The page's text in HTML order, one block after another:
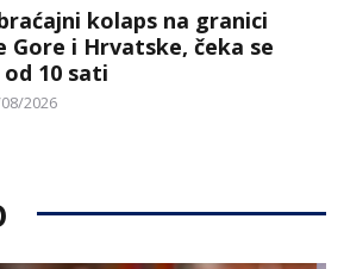
kolaps na granici
Gore i Hrvatske, čeka se
10 sati
2026